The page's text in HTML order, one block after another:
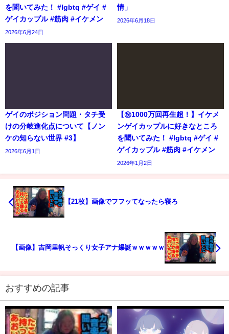
を聞いてみた！ #lgbtq #ゲイ #
ゲイカップル #筋肉 #イケメン
2026年6月24日
情」
2026年6月18日
ゲイのポジション問題・タチ受
けの分岐進化点について【ノン
ケの知らない世界 #3】
2026年6月1日
【㊗️1000万回再生超！】イケメ
ンゲイカップルに好きなところ
を聞いてみた！ #lgbtq #ゲイ #
ゲイカップル #筋肉 #イケメン
2026年1月2日
【21枚】画像でフフッてなったら寝ろ
【画像】吉岡里帆そっくり女子アナ爆誕ｗｗｗｗｗ
おすすめの記事